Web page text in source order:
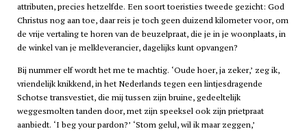
attributen, precies hetzelfde. Een soort toeristies tweede gezicht: God
Christus nog aan toe, daar reis je toch geen duizend kilometer voor, om
de vrije vertaling te horen van de beuzelpraat, die je in je woonplaats, in
de winkel van je melkleverancier, dagelijks kunt opvangen?
Bij nummer elf wordt het me te machtig. ‘Oude hoer, ja zeker,’ zeg ik,
vriendelijk knikkend, in het Nederlands tegen een lintjesdragende
Schotse transvestiet, die mij tussen zijn bruine, gedeeltelijk
weggesmolten tanden door, met zijn speeksel ook zijn prietpraat
aanbiedt. ‘I beg your pardon?’ ‘Stom gelul, wil ik maar zeggen,’